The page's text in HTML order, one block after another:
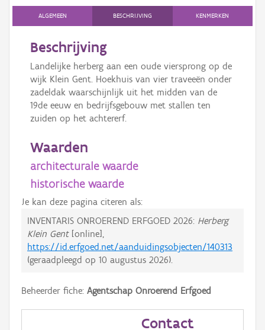
ALGEMEEN BESCHRIJVING KENMERKEN
Beschrijving
Landelijke herberg aan een oude viersprong op de
wijk Klein Gent. Hoekhuis van vier traveeën onder
zadeldak waarschijnlijk uit het midden van de
19de eeuw en bedrijfsgebouw met stallen ten
zuiden op het achtererf.
Waarden
architecturale waarde
historische waarde
Je kan deze pagina citeren als:
INVENTARIS ONROEREND ERFGOED 2026: Herberg
Klein Gent[online],
https://id.erfgoed.net/aanduidingsobjecten/140313
(geraadpleegd op 10 augustus 2026).
Beheerder fiche: Agentschap Onroerend Erfgoed
Contact